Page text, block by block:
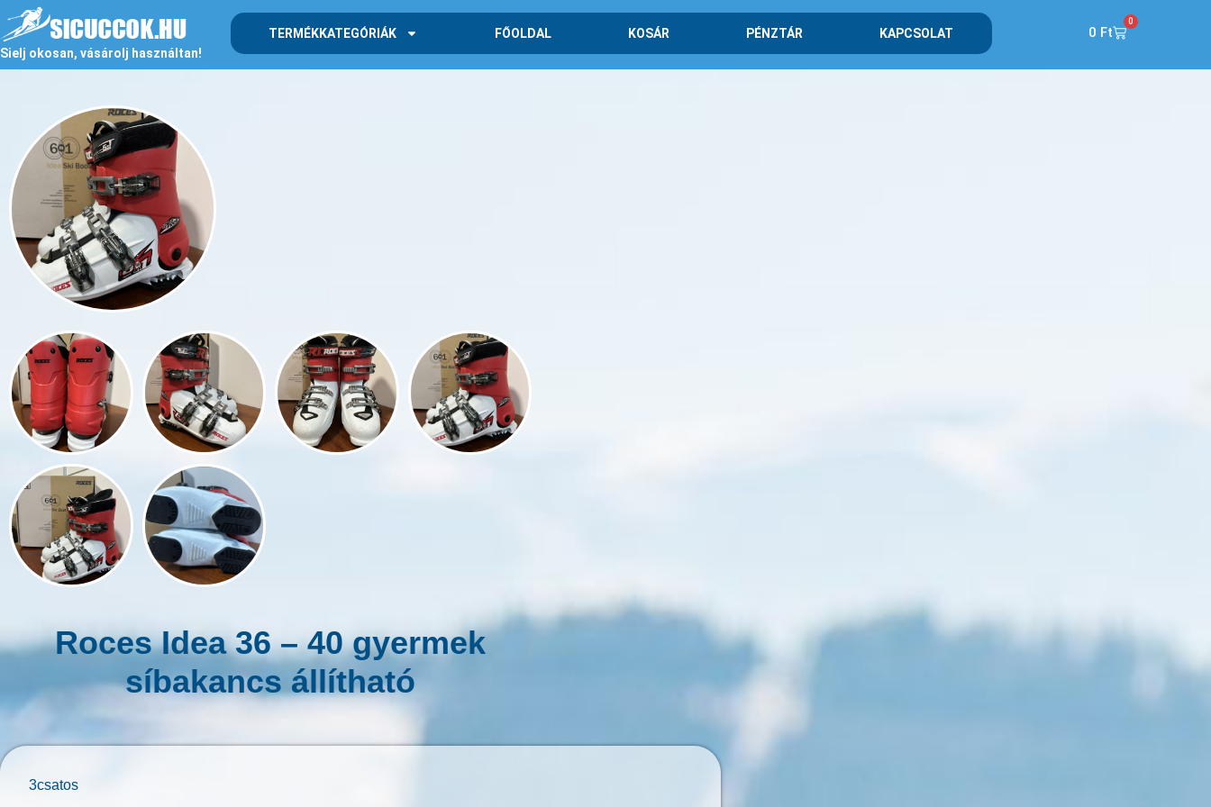
Sielj okosan, vásárolj használtan!
TERMÉKKATEGÓRIÁK FŐOLDAL KOSÁR PÉNZTÁR KAPCSOLAT 0 Ft
0
Roces Idea 36 – 40 gyermek
síbakancs állítható
3csatos